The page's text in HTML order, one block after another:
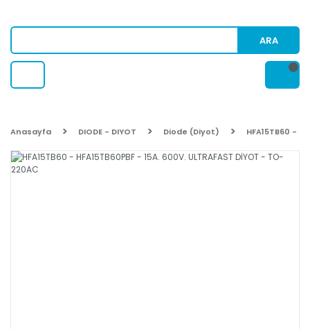
ARA
Anasayfa DIODE - DIYOT Diode (Diyot) HFA15TB60 -